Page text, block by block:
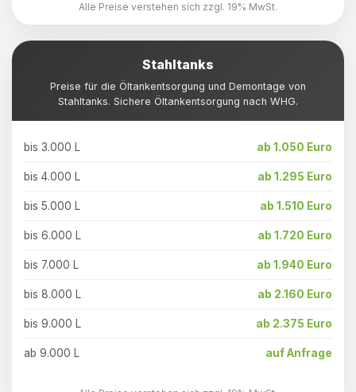
Alle Preise verstehen sich zzgl. 19% MwSt.
Stahltanks
Preise für die Öltankentsorgung und Demontage von
Stahltanks. Sichere Öltankentsorgung nach WHG.
bis 3.000 L ab 1.050 Euro
bis 4.000 L ab 1.295 Euro
bis 5.000 L ab 1.510 Euro
bis 6.000 L ab 1.720 Euro
bis 7.000 L ab 1.940 Euro
bis 8.000 L ab 2.160 Euro
bis 9.000 L ab 2.375 Euro
ab 9.000 L auf Anfrage